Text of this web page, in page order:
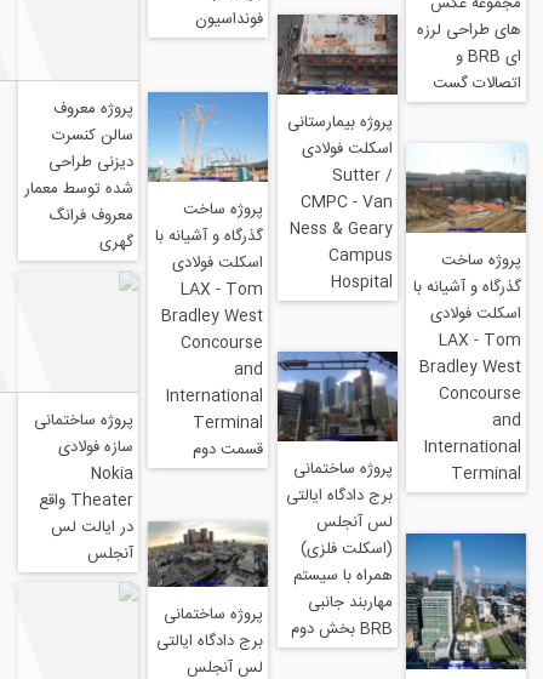
فونداسیون
پروژه معروف
سالن کنسرت
دیزنی طراحی
شده توسط معمار
معروف فرانگ
گهری
پروژه بیمارستانی
Sutter /
CMPC - Van
Ness & Geary
Campus
Hospital
پروژه ساخت
گذرگاه و آشیانه با
اسکلت فولادی
LAX - Tom
and
International
Terminal
قسمت دوم
با
پروژه ساختمانی
سازه فولادی
Nokia
در ایالت لس
آنجلس
پروژه ساختمانی
برج دادگاه ایالتی
(اسکلت فلزی)
همراه با سیستم
مهاربند جانبی
BRB بخش دوم
پروژه ساختمانی
برج دادگاه ایالتی